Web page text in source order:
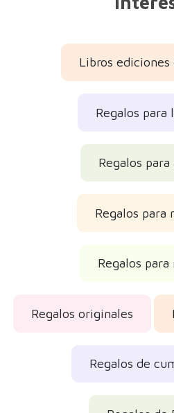
Libros ediciones
Regalos para
Regalos para
Regalos para
Regalos para
Regalos originales
Regalos de